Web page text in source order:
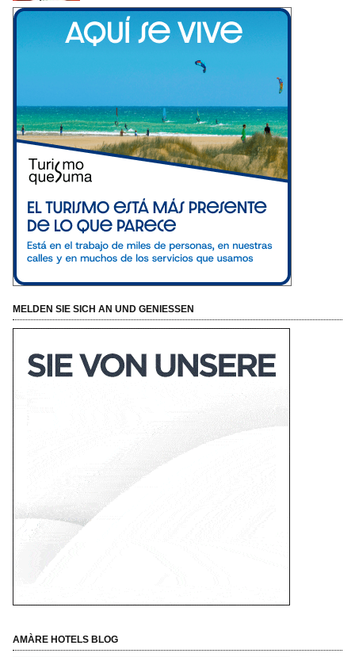
MELDEN SIE SICH AN UND GENIESSEN
AMÀRE HOTELS BLOG